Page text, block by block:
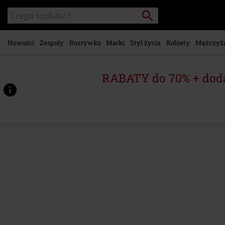
głównej
zawartości
Wyszukaj
katalog
Szukaj
Nowości Zespoły Rozrywka Marki Styl życia Kobiety
RABATY do 70% +